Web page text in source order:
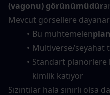
(vagonu) görünümüdür
Mevcut görsellere
Bu muhtemelen
Multiverse/seyahat
Standart planörlere
kimlik katıyor
Sızıntılar hala sınırlı